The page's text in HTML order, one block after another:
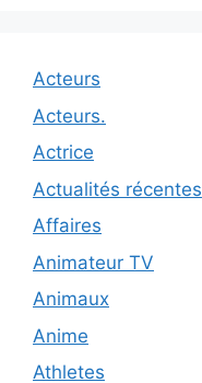
Acteurs
Acteurs.
Actrice
Actualités récentes
Affaires
Animateur TV
Animaux
Anime
Athletes